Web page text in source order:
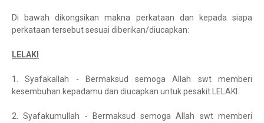
Di bawah dikongsikan makna perkataan dan kepada siapa
perkataan tersebut sesuai diberikan/diucapkan:
LELAKI
1. Syafakallah - Bermaksud semoga Allah swt memberi
kesembuhan kepadamu dan diucapkan untuk pesakit LELAKI.
2. Syafakumullah - Bermaksud semoga Allah swt memberi